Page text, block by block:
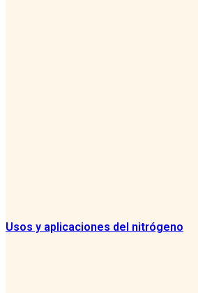
Usos y aplicaciones del nitrógeno